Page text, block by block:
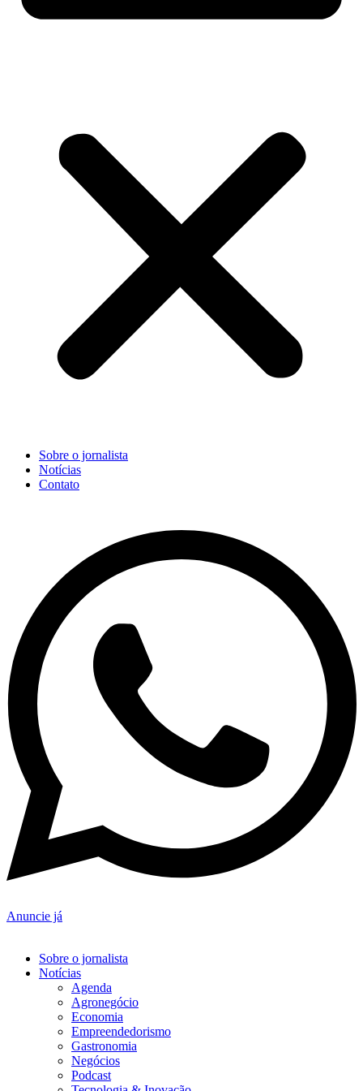
Sobre o jornalista
Notícias
Contato
Anuncie já
Sobre o jornalista
Notícias
Agenda
Agronegócio
Economia
Empreendedorismo
Gastronomia
Negócios
Podcast